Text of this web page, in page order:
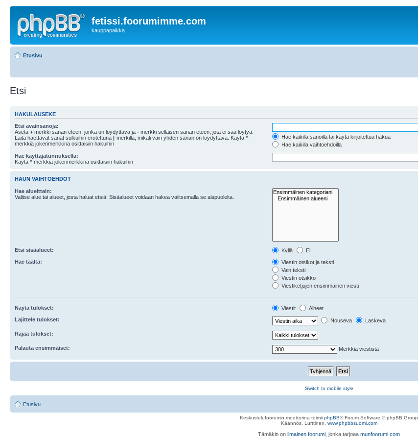
fetissi.foorumimme.com
kauppapaikka
Etusivu
Etsi
HAKULAUSEKE
Etsi avainsanoja:
Aseta + merkki sanan eteen, jonka on löydyttävä ja - merkki sellaisen sanan eteen, jota ei saa löytyä.
Laita haettavat sanat sulkuihin erotettuna |-merkillä, mikäli vain yhden sanan on löydyttävä. Käytä *-
merkkiä jokerimerkkinä osittaisiin hakuihin
Hae kaikilla sanoilla tai käytä kirjoitettua hakua
Hae kaikilla vaihtoehdoilla
Hae käyttäjätunnuksella:
Käytä *-merkkiä jokerimerkkinä osittaisiin hakuihin
HAUN VAIHTOEHDOT
Hae alueittain:
Valitse alue tai alueet, josta haluat etsiä. Sisäalueet voidaan hakea valitsemalla se alapuolelta.
Etsi sisäalueet: Kyllä
Ei
Hae täältä:
Viestin otsikot ja teksti
Vain teksti
Viestin otsikko
Viestiketjujen ensimmäinen viesti
Näytä tulokset: Viestit
Aiheet
Lajittele tulokset:
Nouseva Laskeva
Rajaa tulokset:
Palauta ensimmäiset: Merkkiä viestistä
Switch to mobile style
Etusivu
Keskustelufoorumin moottorina toimii phpBB® Forum Software © phpBB Group
Käännös, Lurttinen, www.phpbbsuomi.com
Tämäkin on ilmainen foorumi , jonka tarjoaa munfoorumi.com